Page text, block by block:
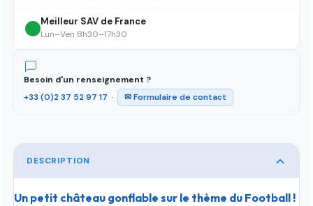
Meilleur SAV de France
Lun–Ven 8h30–17h30
Besoin d'un renseignement ?
+33 (0)2 37 52 97 17 · ✉ Formulaire de contact
DESCRIPTION
Un petit château gonflable sur le thème du Football !